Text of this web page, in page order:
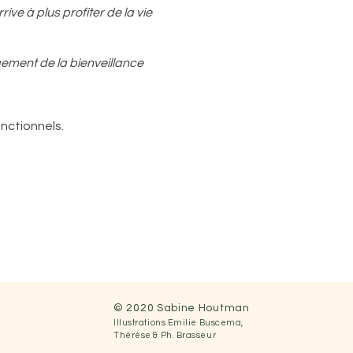
à plus profiter de la vie
de la bienveillance
offerte et reçue par
créer ma vie..." Sylvie
© 2020 Sabine Houtman
Illustrations Emilie Buscema,
Thérèse & Ph. Brasseur